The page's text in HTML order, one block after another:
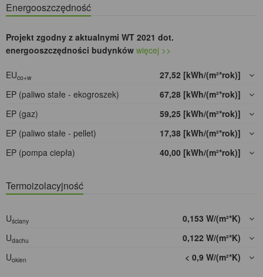
Energooszczędność
Projekt zgodny z aktualnymi WT 2021 dot.
energooszczędności budynków więcej >>
EUco+w
27,52 [kWh/(m²*rok)]
EP (paliwo stałe - ekogroszek)
67,28 [kWh/(m²*rok)]
EP (gaz)
59,25 [kWh/(m²*rok)]
EP (paliwo stałe - pellet)
17,38 [kWh/(m²*rok)]
EP (pompa ciepła)
40,00 [kWh/(m²*rok)]
Termoizolacyjność
Uściany
0,153 W/(m²*K)
Udachu
0,122 W/(m²*K)
Uokien < 0,9 W/(m²*K)